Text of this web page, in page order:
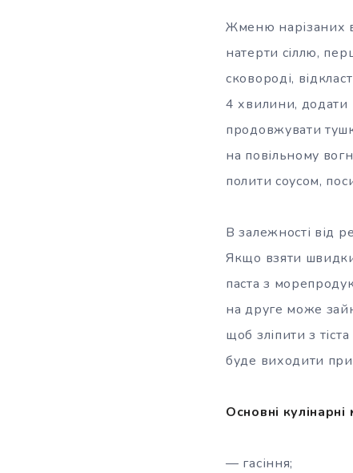
Жменю нарізаних
натерти сіллю,
сковороді,
4 хвилини, додати
продовжувати
на повільному
полити соусом,
В залежності від
Якщо взяти
паста з
на друге може
щоб зліпити з
буде виходити
Основні
— гасіння;